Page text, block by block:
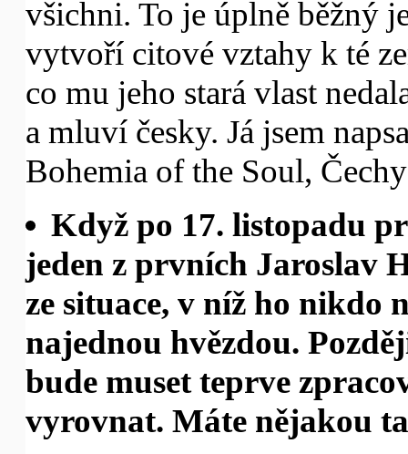
všichni. To je úplně běžný
vytvoří citové vztahy k té
co mu jeho stará vlast
a mluví česky. Já jsem
Bohemia of the Soul,
Když po 17. listopadu
jeden z prvních Jaroslav
ze situace, v níž ho nikdo
najednou hvězdou.
bude muset teprve
vyrovnat. Máte nějakou